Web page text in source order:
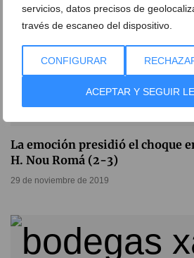
servicios, datos precisos de
través de escaneo del dispositivo.
CONFIGURAR
ACEPTAR Y SEGUIR
La emoción presidió el choque
H. Nou Romá (2-3)
29 de noviembre de 2019